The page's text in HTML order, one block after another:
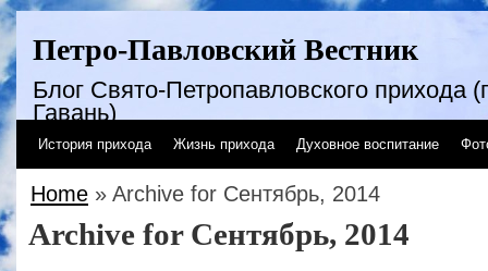
Петро-Павловский Вестник
Блог Свято-Петропавловского прихода
Гавань)
История прихода Жизнь прихода Духовное воспитание
Home » Archive for Сентябрь, 2014
Archive for Сентябрь, 2014